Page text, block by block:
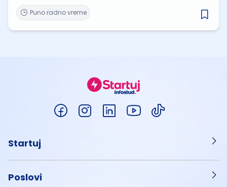
Puno radno vreme
Startuj
Poslovi